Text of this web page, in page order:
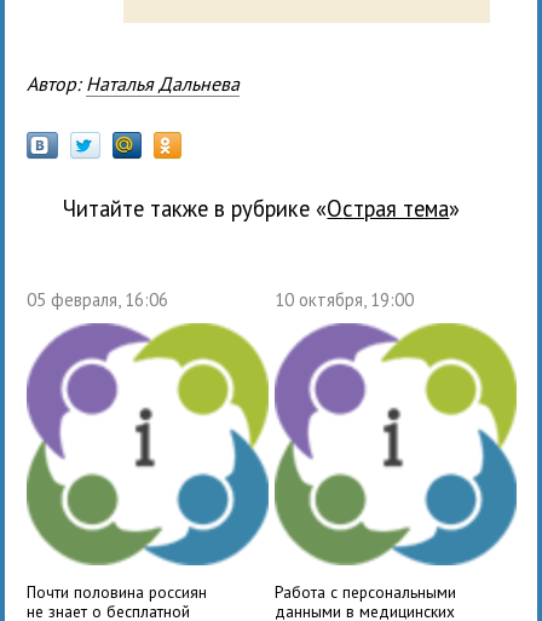
Автор: Наталья Дальнева
Читайте также в рубрике « Острая тема»
05 февраля, 16:06
Почти половина россиян
не знает о бесплатной
10 октября, 19:00
Работа с персональными
данными в медицинских